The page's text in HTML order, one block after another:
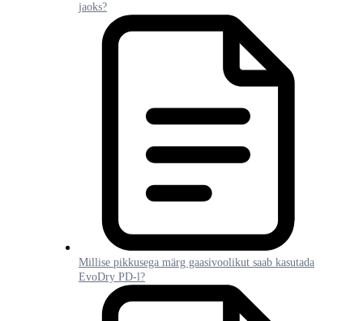
jaoks?
Millise pikkusega märg gaasivoolikut saab kasutada
EvoDry PD-l?